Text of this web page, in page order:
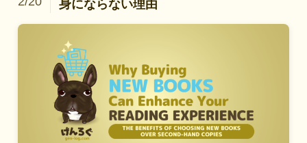
身にならない理由